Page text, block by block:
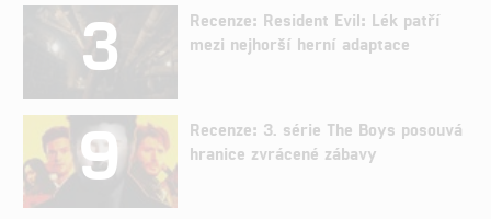
3
Recenze: Resident Evil: Lék patří
mezi nejhorší herní adaptace
9
Recenze: 3. série The Boys posouvá
hranice zvrácené zábavy